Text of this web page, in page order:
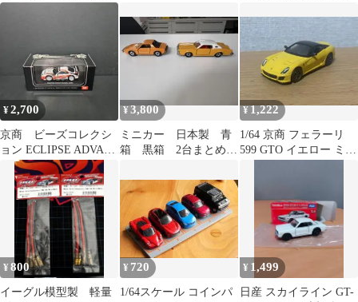
ゴン ブルー プルバ
ングカー
¥2,700
京商 ビーズコレクシ
ョン ECLIPSE ADVAN
SUPRA 2006
¥3,800
ミニカー 日本製 青
箱 黒箱 2台まとめ売
¥1,222
1/64 京商 フェラーリ
599 GTO イエロー ミニ
¥800
イーグル模型製 軽量
¥ 720
1/64スケール コインパ
¥ 1,499
日産 スカイライン GT-